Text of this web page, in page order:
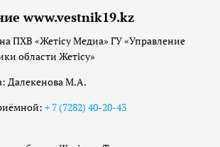
www.vestnik19.kz
ПХВ «Жетісу Медиа» ГУ «Управление
области Жетісу»
Далекенова М.А.
+ 7 (7282) 40-20-43